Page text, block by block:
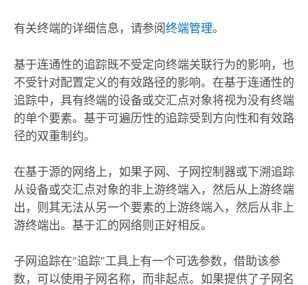
有关终端的详细信息，请参阅终端管理。
基于连通性的追踪既不受定向终端关联行为的影响，也
不受针对配置定义的有效路径的影响。在基于连通性的
追踪中，具有终端的设备或交汇点对象将视为没有终端
的单个要素。基于可遍历性的追踪受到方向性和有效路
径的双重制约。
在基于源的网络上，如果子网、子网控制器或下溯追踪
从设备或交汇点对象的非上游终端入，然后从上游终端
出，则其无法从另一个要素的上游终端入，然后从非上
游终端出。基于汇的网络则正好相反。
子网追踪在“追踪”工具上有一个可选参数，借助该参
数，可以使用子网名称，而非起点。如果提供了子网名